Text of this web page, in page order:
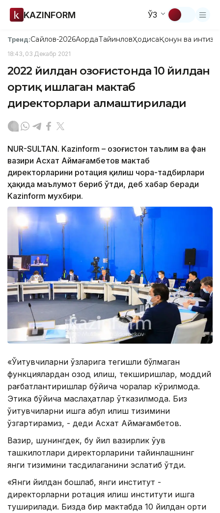
KAZINFORM ЎЗ
Тренд:Сайлов-2026АқордаТайинловҲодисаҚонун ва
18:43, 03 Декабр 2021
2022 йилдан Қозоғистонда 10 йилдан
ортиқ ишлаган мактаб
директорлари алмаштирилади
NUR-SULTAN. Kazinform – Қозоғистон таълим ва фан
вазири Асхат Аймағамбетов мактаб
директорларини ротация қилиш чора-тадбирлари
ҳақида маълумот бериб ўтди, деб хабар беради
Kazinform мухбири.
«Ўқитувчиларни ўзларига тегишли бўлмаган
функциялардан озод қилиш, текширишлар, моддий
рағбатлантиришлар бўйича чоралар кўрилмоқда.
Этика бўйича маслаҳатлар ўтказилмоқда. Биз
ўқитувчиларни ишга қабул қилиш тизимини
ўзгартирамиз, - деди Асхат Аймағамбетов.
Вазир, шунингдек, бу йил вазирлик ўқув
ташкилотлари директорларини тайинлашнинг
янги тизимини тасдиқлаганини эслатиб ўтди.
«Янги йилдан бошлаб, янги институт -
директорларни ротация қилиш институти ишга
туширилади. Бизда бир мактабда 10 йилдан ортиқ